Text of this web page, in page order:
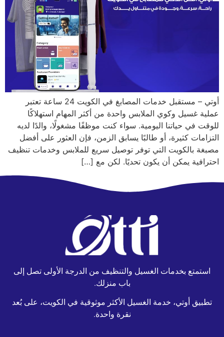
أوتي – مستقبل خدمات المصابغ في الكويت 24 ساعة تعتبر
عملية غسيل وكوي الملابس واحدة من أكثر المهام استهلاكًا
للوقت في حياتنا اليومية. سواء كنت موظفًا مشغولًا، والدًا لديه
التزامات كثيرة، أو طالبًا يسابق الزمن، فإن العثور على أفضل
مصبغة بالكويت التي توفر توصيل سريع للملابس وخدمات تنظيف
احترافية يمكن أن يكون تحديًا. لكن مع […]
استمتع بخدمات الغسيل والتنظيف من الدرجة الأولى تصل إلى
باب منزلك.
تطبيق أوتي، خدمة الغسيل الأكثر موثوقية في الكويت، على بُعد
نقرة واحدة.